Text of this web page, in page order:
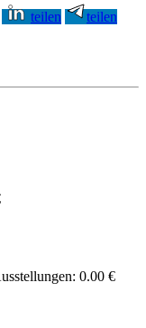
teilen
teilen
0.00 €